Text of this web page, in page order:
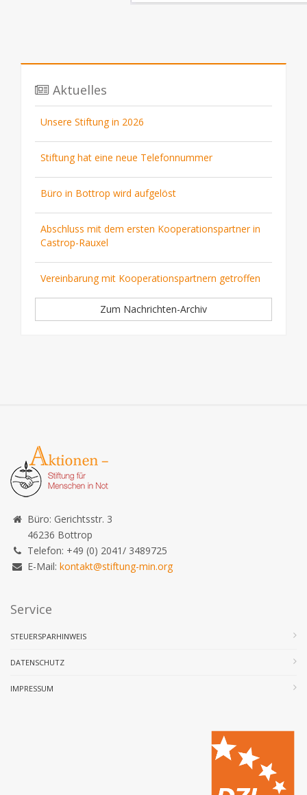
Aktuelles
Unsere Stiftung in 2026
Stiftung hat eine neue Telefonnummer
Büro in Bottrop wird aufgelöst
Abschluss mit dem ersten Kooperationspartner in
Castrop-Rauxel
Vereinbarung mit Kooperationspartnern getroffen
Zum Nachrichten-Archiv
Büro: Gerichtsstr. 3
46236 Bottrop
Telefon: +49 (0) 2041/ 3489725
E-Mail: kontakt@stiftung-min.org
Service
STEUERSPARHINWEIS
DATENSCHUTZ
IMPRESSUM